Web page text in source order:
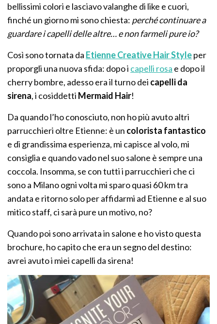
bellissimi colori e lasciavo valanghe di like e cuori,
finché un giorno mi sono chiesta: perché continuare a
guardare i capelli delle altre… e non farmeli pure io?
Così sono tornata da Etienne Creative Hair Styleper
proporgli una nuova sfida: dopo i capelli rosa e dopo il
cherry bombre, adesso era il turno dei capelli da
sirena, i cosiddetti Mermaid Hair!
Da quando l’ho conosciuto, non ho più avuto altri
parrucchieri oltre Etienne: è un colorista fantastico
e di grandissima esperienza, mi capisce al volo, mi
consiglia e quando vado nel suo salone è sempre una
coccola. Insomma, se con tutti i parrucchieri che ci
sono a Milano ogni volta mi sparo quasi 60 km tra
andata e ritorno solo per affidarmi ad Etienne e al suo
mitico staff, ci sarà pure un motivo, no?
Quando poi sono arrivata in salone e ho visto questa
brochure, ho capito che era un segno del destino:
avrei avuto i miei capelli da sirena!